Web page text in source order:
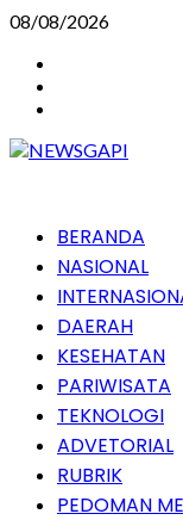
Skip
content
08/08/2026
PrimaryBERANDA
NASIONAL
DAERAH
KESEHATAN
PARIWISATA
TEKNOLOGI
ADVETORIAL
RUBRIK
PEDOMAN